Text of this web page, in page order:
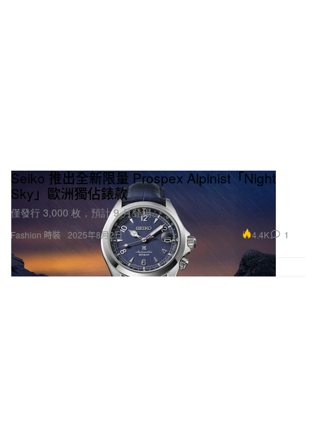
Fashion 時裝
Seiko 推出全新限量 Prospex Alpinist「Night
Sky」歐洲獨佔錶款
僅發行 3,000 枚，預計 9 月登場。
2025年8月2日 4.4K 1